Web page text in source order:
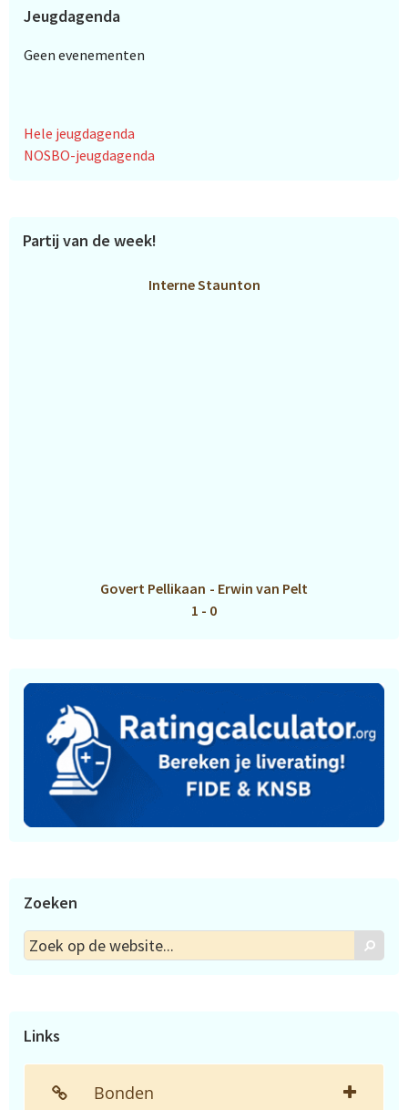
Jeugdagenda
Geen evenementen
Hele jeugdagenda
NOSBO-jeugdagenda
Partij van de week!
Interne Staunton
Govert Pellikaan - Erwin van Pelt
1 - 0
Zoeken
Zoek
op
Zoek
Links
Bonden